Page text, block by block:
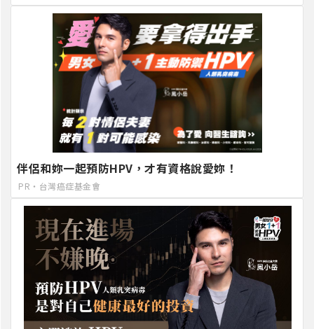
伴侶和妳一起預防HPV，才有資格說愛妳！
PR・台灣癌症基金會